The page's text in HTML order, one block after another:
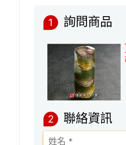
1 詢問商品
2 聯絡資訊